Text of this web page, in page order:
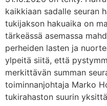
kaikkiaan sadalle seuran
tukijakson hakuaika on
tärkeässä asemassa
perheiden lasten ja
ylpeitä siitä, että
merkittävän summan
toiminnanjohtaja Marko
tukirahaston suurin